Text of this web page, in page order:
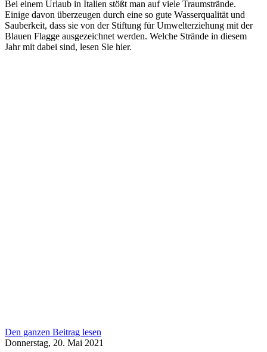
Bei einem Urlaub in Italien stößt man auf viele Traumstrände.
Einige davon überzeugen durch eine so gute Wasserqualität und
Sauberkeit, dass sie von der Stiftung für Umwelterziehung mit der
Blauen Flagge ausgezeichnet werden. Welche Strände in diesem
Jahr mit dabei sind, lesen Sie hier.
Den ganzen Beitrag lesen
Donnerstag, 20. Mai 2021